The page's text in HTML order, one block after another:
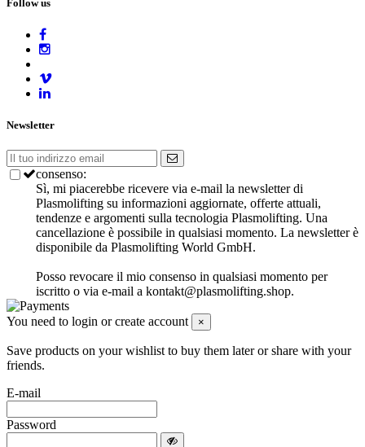
Follow us
Newsletter
consenso:
Sì, mi piacerebbe ricevere via e-mail la newsletter di
Plasmolifting su informazioni aggiornate, offerte attuali,
tendenze e argomenti sulla tecnologia Plasmolifting. Una
cancellazione è possibile in qualsiasi momento. La newsletter è
disponibile da Plasmolifting World GmbH.
Posso revocare il mio consenso in qualsiasi momento per
iscritto o via e-mail a kontakt@plasmolifting.shop.
You need to login or create account ×
Save products on your wishlist to buy them later or share with your
friends.
E-mail
Password